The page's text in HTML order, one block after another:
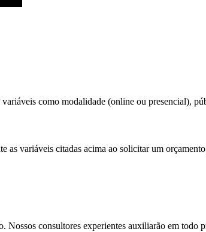
como modalidade (online ou presencial),
as variáveis citadas acima ao solicitar um
consultores experientes auxiliarão em todo